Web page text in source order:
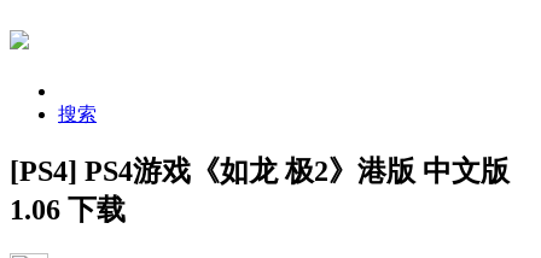
搜索
[PS4] PS4游戏《如龙 极2》港版 中文版
1.06 下载